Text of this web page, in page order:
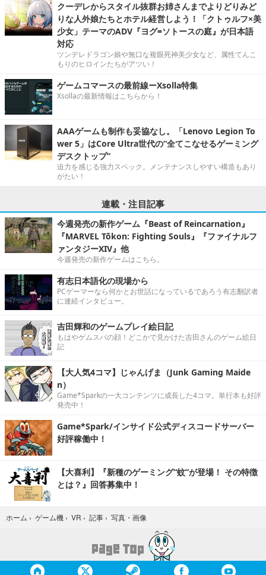
クーデレからスタイル抜群お姉さんまでよりどりみど
りな人外娘たちとホテル経営しよう！「クトゥルフ×美
少女」テーマのADV『ヨグ=ソトースの庭』が日本語
対応
ツンデレドラゴン娘や無口な複眼死神美少女など、属性てんこ
もりのヒロインたちがアツい！
ゲームコマースの最前線ーXsolla特集
Xsollaの最新情報はこちらから！
AAAゲームも制作も妥協なし。「Lenovo Legion To
wer 5」はCore Ultra世代の“全てこなせるゲーミング
デスクトップ”
迫力を感じる強力スペック。メンテナンスしやすい構造もあり
がたい！
連載・注目記事
今週発売の新作ゲーム『Beast of Reincarnation』
『MARVEL Tōkon: Fighting Souls』『ファイナルフ
ァンタジーXIV』他
今週発売の新作ゲームはこちら。
有志日本語化の現場から
PCゲーマーなら何かとお世話になっているであろう有志翻訳者
に連続インタビュー。
吉田輝和のゲームプレイ絵日記
もはやゲムスパの顔！どこかで見かけた吉田さんのゲーム絵日
記
【大人気4コマ】じゃんげま（Junk Gaming Maide
n）
Game*Sparkの一大コンテンツに成長した4コマ。単行本も好評
発売中！
Game*Spark/インサイド公式ディスコードサーバー
好評稼働中！
【大喜利】『新種のゲーミング“蚊”が登場！ その特徴
とは？』回答募集中！
ホーム › ゲーム機 › VR › 記事 › 写真・画像